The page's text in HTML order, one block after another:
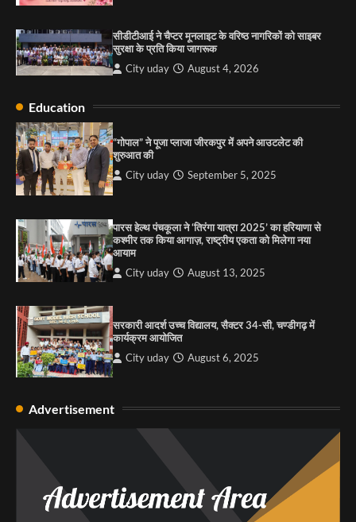
3
City uday August 6, 2025
की कसम: देवशाली
City uday
सीडीटीआई ने चैप्टर मूनलाइट के वरिष्ठ नागरिकों को साइबर
सुरक्षा के प्रति किया जागरूक
City uday August 4, 2026
Education
“गोपाल” ने पूजा प्लाजा जीरकपुर में अपने आउटलेट की
शुरुआत की
City uday September 5, 2025
पारस हेल्थ पंचकूला ने ‘तिरंगा यात्रा 2025’ का हरियाणा से
कश्मीर तक किया आगाज़, राष्ट्रीय एकता को मिलेगा नया
आयाम
City uday August 13, 2025
सरकारी आदर्श उच्च विद्यालय, सैक्टर 34-सी, चण्डीगढ़ में
कार्यक्रम आयोजित
City uday August 6, 2025
Advertisement